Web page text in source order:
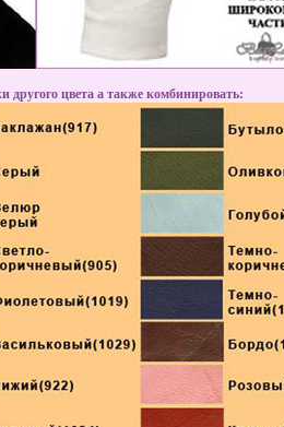
другого цвета а также комбинировать: